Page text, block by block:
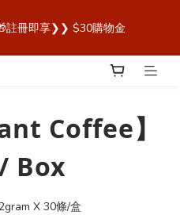
安心！】
註冊即享❯❯ $30購物金
x Owala 台灣官方代理直營
Coffee】
Box
X 30條/盒